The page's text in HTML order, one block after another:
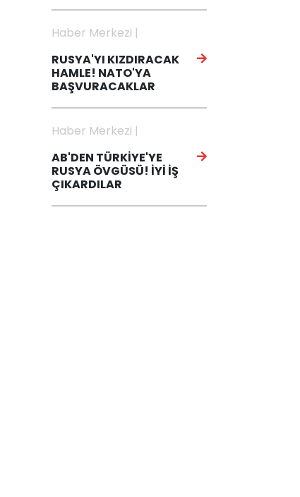
Haber Merkezi |
RUSYA'YI KIZDIRACAK
HAMLE! NATO'YA
BAŞVURACAKLAR
Haber Merkezi |
AB'DEN TÜRKİYE'YE
RUSYA ÖVGÜSÜ! İYİ İŞ
ÇIKARDILAR